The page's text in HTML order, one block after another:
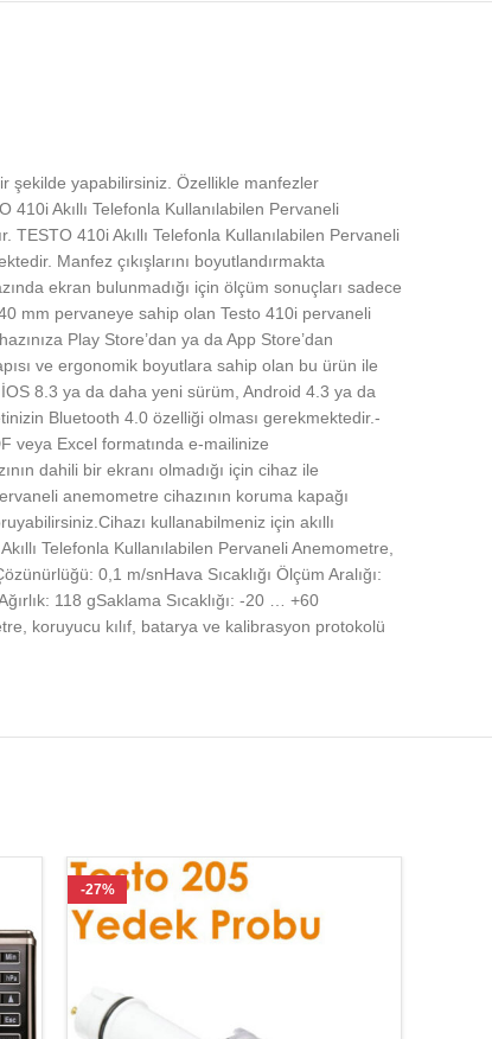
şekilde yapabilirsiniz. Özellikle manfezler
410i Akıllı Telefonla Kullanılabilen Pervaneli
TESTO 410i Akıllı Telefonla Kullanılabilen Pervaneli
Manfez çıkışlarını boyutlandırmakta
ekran bulunmadığı için ölçüm sonuçları sadece
mm pervaneye sahip olan Testo 410i pervaneli
Play Store’dan ya da App Store’dan
ve ergonomik boyutlara sahip olan bu ürün ile
8.3 ya da daha yeni sürüm, Android 4.3 ya da
Bluetooth 4.0 özelliği olması gerekmektedir.-
veya Excel formatında e-mailinize
dahili bir ekranı olmadığı için cihaz ile
anemometre cihazının koruma kapağı
kullanabilmeniz için akıllı
Telefonla Kullanılabilen Pervaneli Anemometre,
0,1 m/snHava Sıcaklığı Ölçüm Aralığı:
118 gSaklama Sıcaklığı: -20 … +60
koruyucu kılıf, batarya ve kalibrasyon protokolü
-27%